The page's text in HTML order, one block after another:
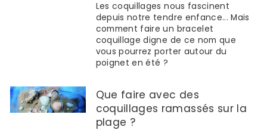
Les coquillages nous fascinent
depuis notre tendre enfance... Mais
comment faire un bracelet
coquillage digne de ce nom que
vous pourrez porter autour du
poignet en été ?
Que faire avec des
coquillages ramassés sur la
plage ?